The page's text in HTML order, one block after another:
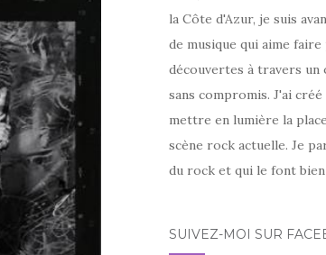
la Côte d'Azur, je suis
de musique qui aime
découvertes à travers un
sans compromis. J'ai
mettre en lumière la
scène rock actuelle. Je
du rock et qui le font bien
SUIVEZ-MOI SUR